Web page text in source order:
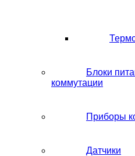
Блоки
коммутации
Приборы
Датчики